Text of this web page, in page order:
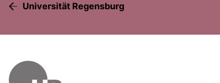
Universität Regensburg